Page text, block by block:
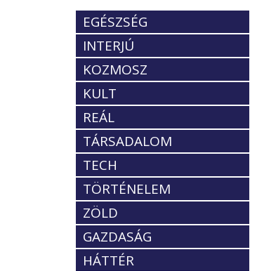
EGÉSZSÉG
INTERJÚ
KOZMOSZ
KULT
REÁL
TÁRSADALOM
TECH
TÖRTÉNELEM
ZÖLD
GAZDASÁG
HÁTTÉR